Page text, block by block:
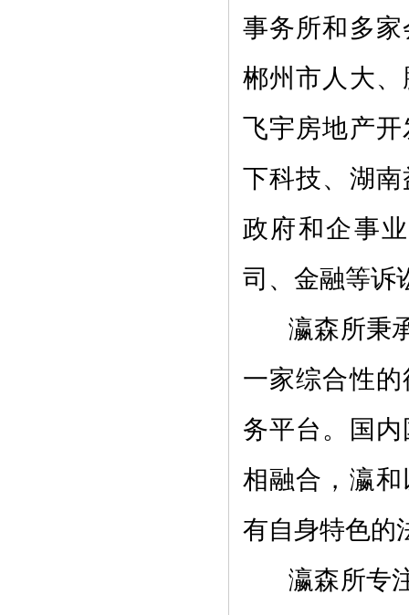
事务所和多
郴州市人大
飞宇房地产
下科技、湖
政府和企事
司、金融等诉
瀛森所秉承
一家综合性
务平台。国
相融合，瀛
有自身特色的
瀛森所专注